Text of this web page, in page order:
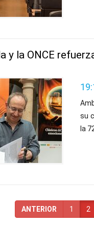
y la ONCE
su
la
ANTERIOR 1 2